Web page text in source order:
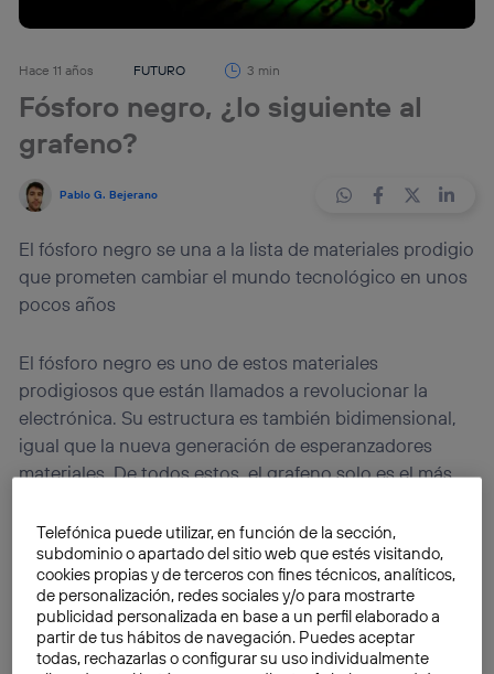
Hace 11 años FUTURO 3 min
Fósforo negro, ¿lo siguiente al
grafeno?
Pablo G. Bejerano
El fósforo negro se una a la lista de materiales prodigio
que prometen cambiar el mundo tecnológico en unos
pocos años
El fósforo negro es uno de estos materiales
prodigiosos que están llamados a revolucionar la
electrónica. Su estructura es también bidimensional,
igual que la nueva generación de esperanzadores
materiales. De todos estos, el grafeno solo es el más
mundo ya se estudian las propiedades, forma de
producción y aplicaciones de un puñado de brillantes
alternativas al silicio.
Elsilicenoo elcarbinoson dos de los candidatos a
sustituir al silicio, aunque es cierto que el grafeno
Telefónica puede utilizar, en función de la sección,
subdominio o apartado del sitio web que estés visitando,
cookies propias y de terceros con fines técnicos, analíticos,
de personalización, redes sociales y/o para mostrarte
publicidad personalizada en base a un perfil elaborado a
partir de tus hábitos de navegación. Puedes aceptar
todas, rechazarlas o configurar su uso individualmente